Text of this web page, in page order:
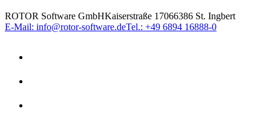
ROTOR Software GmbHKaiserstraße 17066386 St. Ingbert
E-Mail: info@rotor-software.deTel.: +49 6894 16888-0